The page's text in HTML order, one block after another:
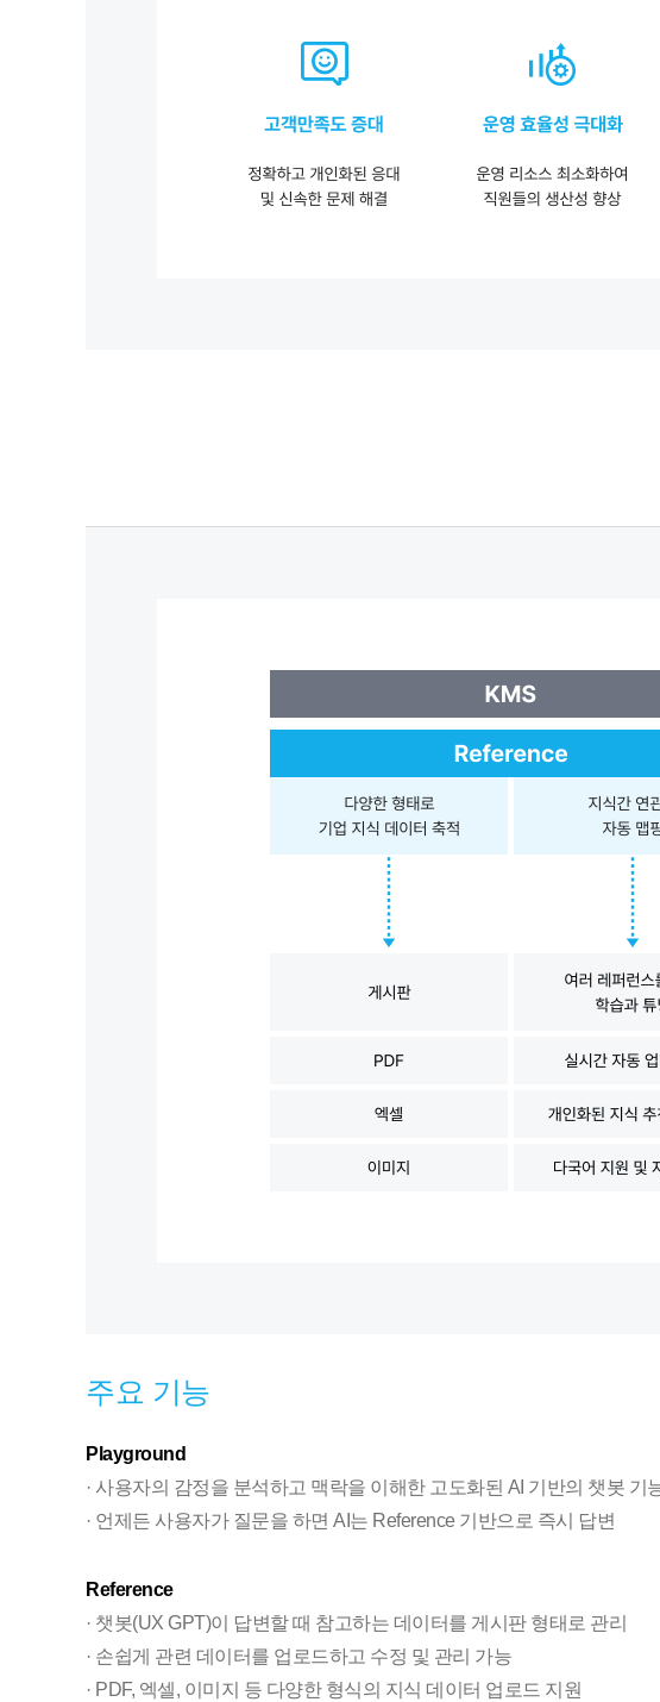
주요 기능
Playground
· 사용자의 감정을 분석하고 맥락을 이해한 고도화된 AI 기반의 챗봇 기
· 언제든 사용자가 질문을 하면 AI는 Reference 기반으로 즉시 답변
Reference
· 챗봇(UX GPT)이 답변할 때 참고하는 데이터를 게시판 형태로 관리
· 손쉽게 관련 데이터를 업로드하고 수정 및 관리 가능
· PDF, 엑셀, 이미지 등 다양한 형식의 지식 데이터 업로드 지원